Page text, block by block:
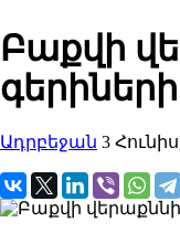
Բաքվի
Ադրբեջան 3